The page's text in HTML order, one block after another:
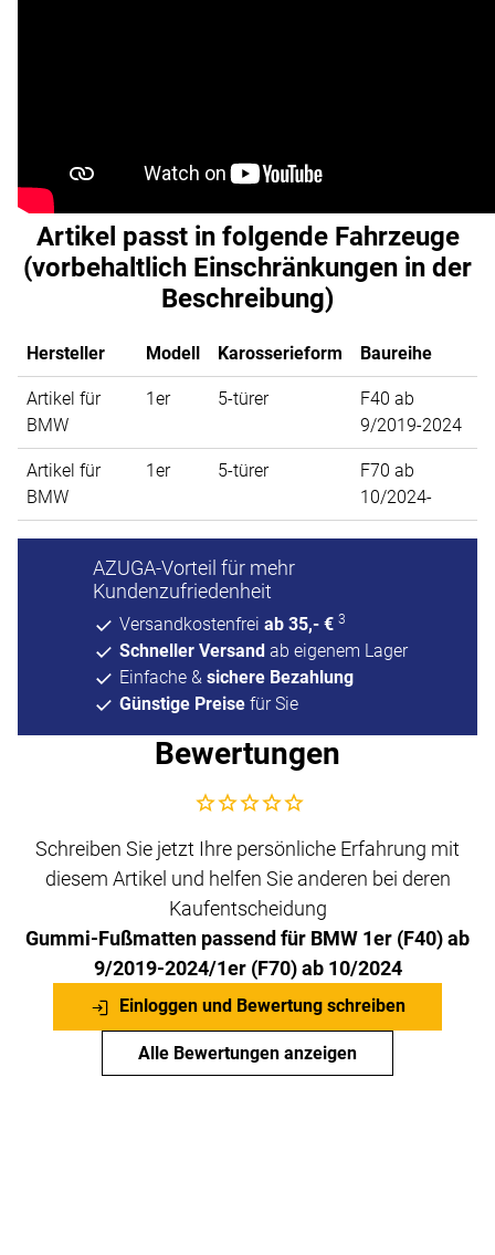
Artikel passt in folgende Fahrzeuge
(vorbehaltlich Einschränkungen in der
Beschreibung)
Hersteller Modell Karosserieform Baureihe
Artikel für
BMW
1er 5-türer
F40 ab
9/2019-2024
Artikel für
BMW
1er 5-türer
F70 ab
10/2024-
AZUGA-Vorteil für mehr
Kundenzufriedenheit
Versandkostenfrei ab 35,- € 3
Schneller Versand ab eigenem Lager
Einfache & sichere Bezahlung
Günstige Preisefür Sie
Bewertungen
Noch keine Bewertungen abgegeben
Schreiben Sie jetzt Ihre persönliche Erfahrung mit
diesem Artikel und helfen Sie anderen bei deren
Kaufentscheidung
Gummi-Fußmatten passend für BMW 1er (F40) ab
9/2019-2024/1er (F70) ab 10/2024
Einloggen und Bewertung schreiben
Alle Bewertungen anzeigen